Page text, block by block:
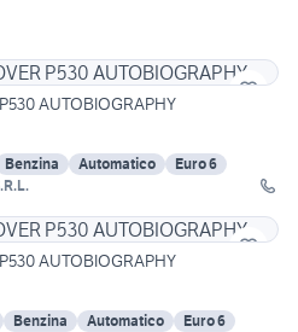
AUTOBIOGRAPHY
Benzina Automatico
Euro 6
AUTOBIOGRAPHY
Benzina Automatico
Euro 6